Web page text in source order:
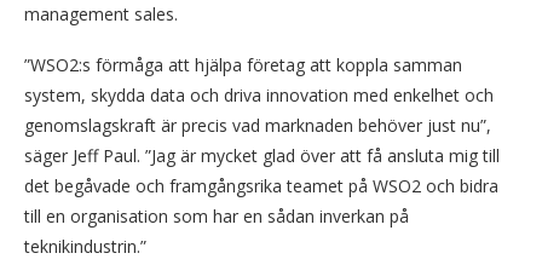
management sales.
”WSO2:s förmåga att hjälpa företag att koppla samman
system, skydda data och driva innovation med enkelhet och
genomslagskraft är precis vad marknaden behöver just nu”,
säger Jeff Paul. ”Jag är mycket glad över att få ansluta mig till
det begåvade och framgångsrika teamet på WSO2 och bidra
till en organisation som har en sådan inverkan på
teknikindustrin.”